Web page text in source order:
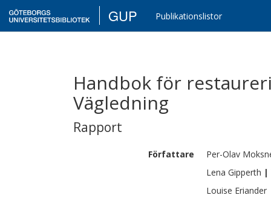
GUP Publikationslistor
Handbok för
Vägledning
Rapport
Författare Per-Olav
Lena Gipperth |
Louise Eriander